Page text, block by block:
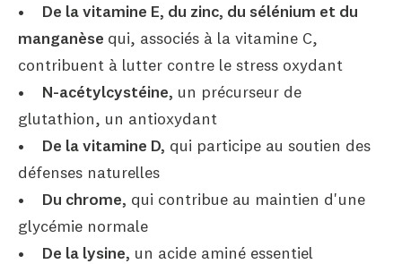
• De la vitamine E, du zinc, du sélénium et du
manganèse qui, associés à la vitamine C,
contribuent à lutter contre le stress oxydant
• N-acétylcystéine, un précurseur de
glutathion, un antioxydant
• De la vitamine D, qui participe au soutien des
défenses naturelles
• Du chrome, qui contribue au maintien d'une
glycémie normale
• De la lysine, un acide aminé essentiel